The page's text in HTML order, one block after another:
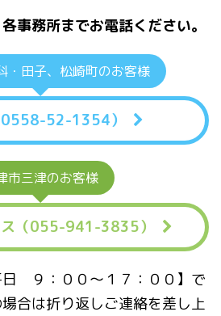
各事務所までお電話ください。
・田子、松崎町のお客様
52-1354）
市三津のお客様
ス（055-941-3835）
９：００〜１７：００】で
合は折り返しご連絡を差し上